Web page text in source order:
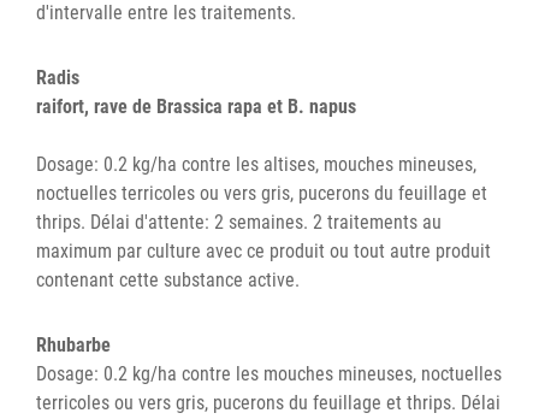
d'intervalle entre les traitements.
Radis
raifort, rave de Brassica rapa et B. napus
Dosage: 0.2 kg/ha contre les altises, mouches mineuses,
noctuelles terricoles ou vers gris, pucerons du feuillage et
thrips. Délai d'attente: 2 semaines. 2 traitements au
maximum par culture avec ce produit ou tout autre produit
contenant cette substance active.
Rhubarbe
Dosage: 0.2 kg/ha contre les mouches mineuses, noctuelles
terricoles ou vers gris, pucerons du feuillage et thrips. Délai